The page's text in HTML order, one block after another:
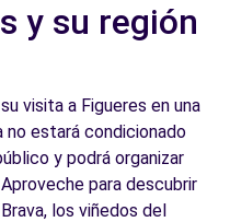
y su región
visita a Figueres en una
no estará condicionado
y podrá organizar
para descubrir
los viñedos del